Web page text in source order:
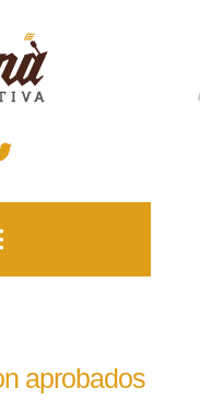
aprobados